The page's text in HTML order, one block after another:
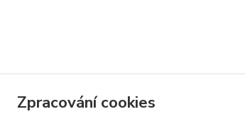
Zpracování cookies